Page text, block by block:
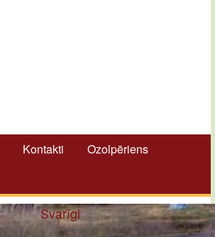
Kontakti
Ozolpēriens
Svarīgi